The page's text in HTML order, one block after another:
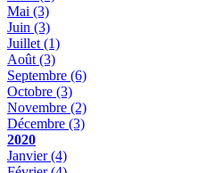
Mai (3)
Juin (3)
Juillet(1)
Août(3)
Septembre (6)
Octobre (3)
Novembre (2)
Décembre (3)
2020
Janvier(4)